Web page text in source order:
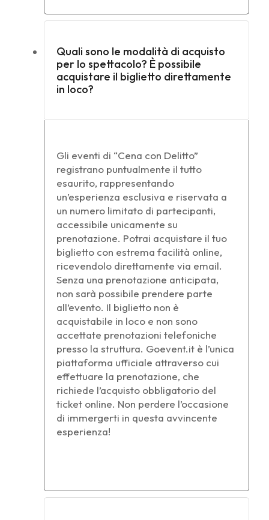
Quali sono le modalità di acquisto
per lo spettacolo? È possibile
acquistare il biglietto direttamente
in loco?
Gli eventi di “Cena con Delitto”
registrano puntualmente il tutto
esaurito, rappresentando
un’esperienza esclusiva e riservata a
un numero limitato di partecipanti,
accessibile unicamente su
prenotazione. Potrai acquistare il tuo
biglietto con estrema facilità online,
ricevendolo direttamente via email.
Senza una prenotazione anticipata,
non sarà possibile prendere parte
all’evento. Il biglietto non è
acquistabile in loco e non sono
accettate prenotazioni telefoniche
presso la struttura. Goevent.it è l’unica
piattaforma ufficiale attraverso cui
effettuare la prenotazione, che
richiede l’acquisto obbligatorio del
ticket online. Non perdere l’occasione
di immergerti in questa avvincente
esperienza!